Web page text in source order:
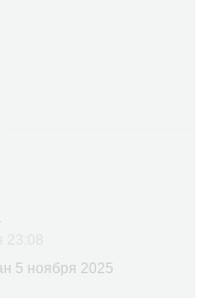
5 ноября 2025